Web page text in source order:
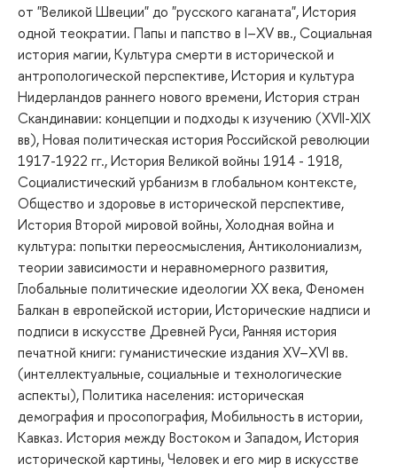
от "Великой Швеции" до "русского каганата", История
одной теократии. Папы и папство в I–XV вв., Социальная
история магии, Культура смерти в исторической и
антропологической перспективе, История и культура
Нидерландов раннего нового времени, История стран
Скандинавии: концепции и подходы к изучению (XVII-XIX
вв), Новая политическая история Российской революции
1917-1922 гг., История Великой войны 1914 - 1918,
Социалистический урбанизм в глобальном контексте,
Общество и здоровье в исторической перспективе,
История Второй мировой войны, Холодная война и
культура: попытки переосмысления, Антиколониализм,
теории зависимости и неравномерного развития,
Глобальные политические идеологии XX века, Феномен
Балкан в европейской истории, Исторические надписи и
подписи в искусстве Древней Руси, Ранняя история
печатной книги: гуманистические издания XV–XVI вв.
(интеллектуальные, социальные и технологические
аспекты), Политика населения: историческая
демография и просопография, Мобильность в истории,
Кавказ. История между Востоком и Западом, История
исторической картины, Человек и его мир в искусстве